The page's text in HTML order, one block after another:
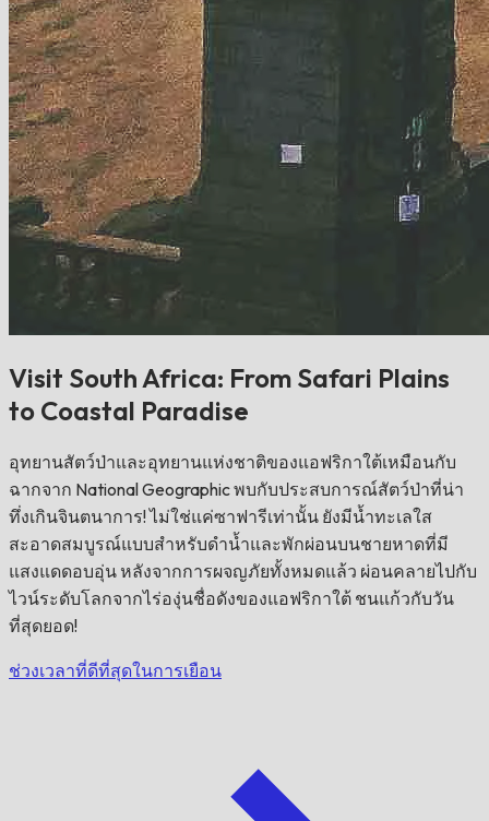
Visit South Africa: From Safari Plains
to Coastal Paradise
อุทยานสัตว์ป่าและอุทยานแห่งชาติของแอฟริกาใต้เหมือนกับ
ฉากจาก National Geographic พบกับประสบการณ์สัตว์ป่าที่น่า
ทึ่งเกินจินตนาการ! ไม่ใช่แค่ซาฟารีเท่านั้น ยังมีน้ำทะเลใส
สะอาดสมบูรณ์แบบสำหรับดำน้ำและพักผ่อนบนชายหาดที่มี
แสงแดดอบอุ่น หลังจากการผจญภัยทั้งหมดแล้ว ผ่อนคลายไปกับ
ไวน์ระดับโลกจากไร่องุ่นชื่อดังของแอฟริกาใต้ ชนแก้วกับวัน
ที่สุดยอด!
ช่วงเวลาที่ดีที่สุดในการเยือน